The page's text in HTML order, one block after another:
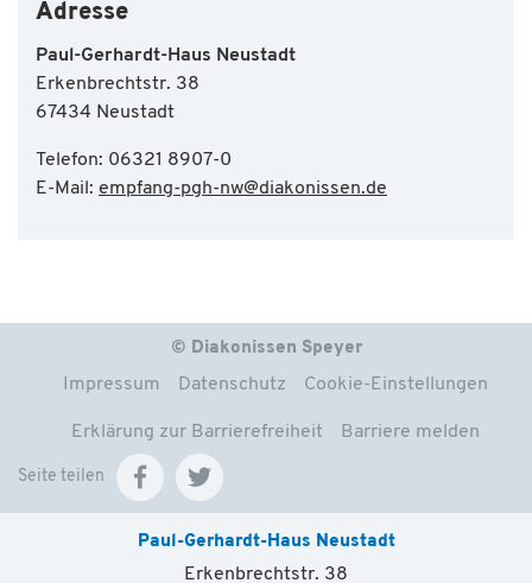
Adresse
Paul-Gerhardt-Haus Neustadt
Erkenbrechtstr. 38
67434 Neustadt
Telefon: 06321 8907-0
E-Mail: empfang-pgh-nw@diakonissen.de
© Diakonissen Speyer
Impressum Datenschutz Cookie-Einstellungen
Erklärung zur Barrierefreiheit Barriere melden
Seite teilen
Paul-Gerhardt-Haus Neustadt
Erkenbrechtstr. 38